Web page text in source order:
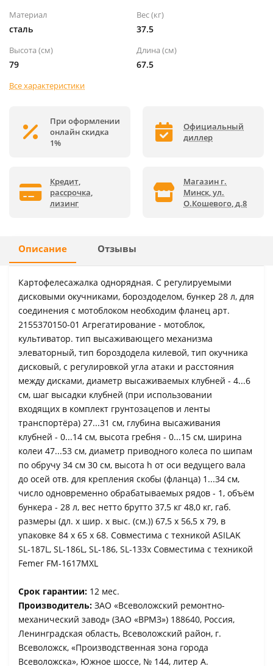
Материал
сталь
Вес (кг)
37.5
Высота (см)
79
Длина (см)
67.5
Все характеристики
При оформлении
онлайн скидка
1%
Официальный
диллер
Кредит,
рассрочка,
лизинг
Магазин г.
Минск, ул.
О.Кошевого, д.8
Описание Отзывы
Картофелесажалка однорядная. С регулируемыми
дисковыми окучниками, бороздоделом, бункер 28 л, для
соединения с мотоблоком необходим фланец арт.
2155370150-01 Агрегатирование - мотоблок,
культиватор. тип высаживающего механизма
элеваторный, тип бороздодела килевой, тип окучника
дисковый, с регулировкой угла атаки и расстояния
между дисками, диаметр высаживаемых клубней - 4...6
см, шаг высадки клубней (при использовании
входящих в комплект грунтозацепов и ленты
транспортёра) 27...31 см, глубина высаживания
клубней - 0...14 см, высота гребня - 0...15 см, ширина
колеи 47...53 см, диаметр приводного колеса по шипам
по обручу 34 см 30 см, высота h от оси ведущего вала
до осей отв. для крепления скобы (фланца) 1...34 см,
число одновременно обрабатываемых рядов - 1, объём
бункера - 28 л, вес нетто брутто 37,5 кг 48,0 кг, габ.
размеры (дл. х шир. х выс. (см.)) 67,5 х 56,5 х 79, в
упаковке 84 х 65 х 68. Совместима с техникой ASILAK
SL-187L, SL-186L, SL-186, SL-133x Совместима с техникой
Femer FM-1617MXL
Срок гарантии: 12 мес.
Производитель: ЗАО «Всеволожский ремонтно-
механический завод» (ЗАО «ВРМЗ») 188640, Россия,
Ленинградская область, Всеволожский район, г.
Всеволожск, «Производственная зона города
Всеволожска», Южное шоссе, № 144, литер А.